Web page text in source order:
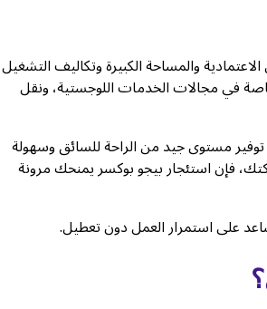
والمساحة الكبيرة وتكاليف التشغيل
في مجالات الخدمات اللوجستية، ونقل
مستوى جيد من الراحة للسائق وسهولة
فإن استئجار بيجو بوكسر يمنحك مرونة
على استمرار العمل دون تعطيل.